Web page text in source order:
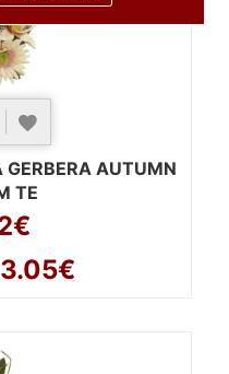
AUTUMN
TE